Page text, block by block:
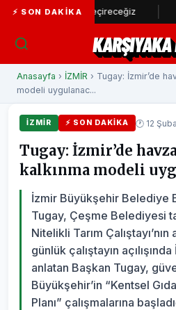
⚡ SON DAKIKA
geçireceğiz Makine
KARŞIYAKA
Anasayfa › İZMİR › Tugay: İzmir’de
modeli uygulanac...
İZMİR ⚡ SON DAKIKA 🕐 12
Tugay: İzmir’de
kalkınma modeli
İzmir Büyükşehir Belediye
Tugay, Çeşme Belediyesi
Nitelikli Tarım Çalıştayı’nın
günlük çalıştayın açılışında
anlatan Başkan Tugay,
Büyükşehir’in “Kentsel
Planı” çalışmalarına